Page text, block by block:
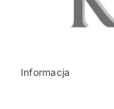
Informacja